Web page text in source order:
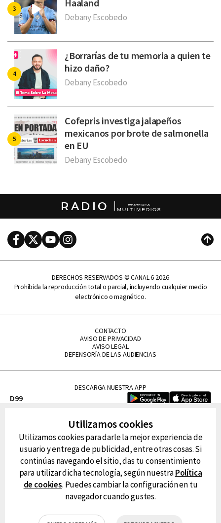
Haaland
Debany Escobedo
¿Borrarías de tu memoria a quien te
hizo daño?
Debany Escobedo
Cofepris investiga jalapeños
mexicanos por brote de salmonella
en EU
Debany Escobedo
RADIO
FacebookTwitterYoutubeInstagram
DERECHOS RESERVADOS © CANAL 6 2026
Prohibida la reproducción total o parcial, incluyendo cualquier medio
electrónico o magnético.
CONTACTO
AVISO DE PRIVACIDAD
AVISO LEGAL
DEFENSORÍA DE LAS AUDIENCIAS
DESCARGA NUESTRA APP
D99
FM Tu
RG Deportiva
Classic FM
Utilizamos cookies
Utilizamos cookies para darle la mejor experiencia de
usuario y entrega de publicidad, entre otras cosas. Si
continúas navegando el sitio, das tu consentimiento
para utilizar dicha tecnología, según nuestraPolítica
de cookies. Puedes cambiar la configuración en tu
navegador cuando gustes.